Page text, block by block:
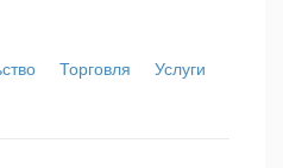
Торговля
Услуги